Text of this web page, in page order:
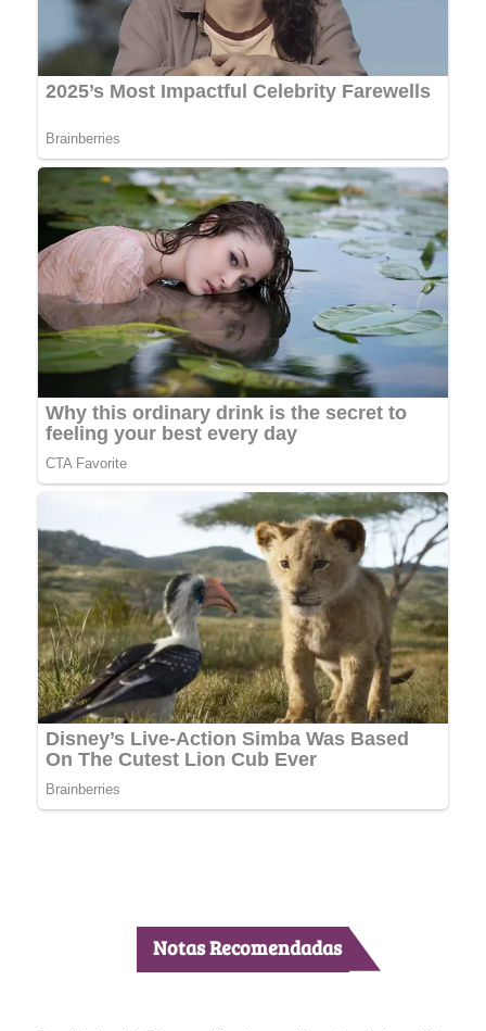
Notas Recomendadas